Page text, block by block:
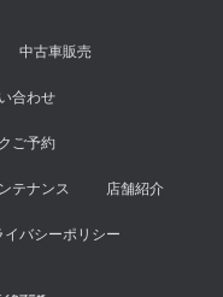
中古車販売
合わせ
ご予約
テナンス 店舗紹介
イバシーポリシー